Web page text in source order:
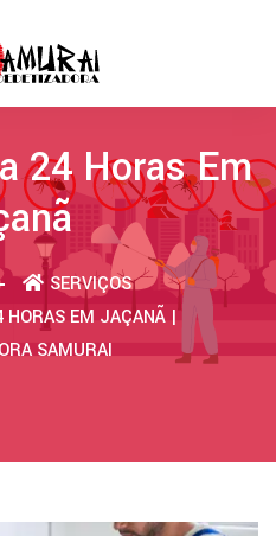
24 Horas Em
SERVIÇOS
HORAS EM JAÇANÃ |
SAMURAI